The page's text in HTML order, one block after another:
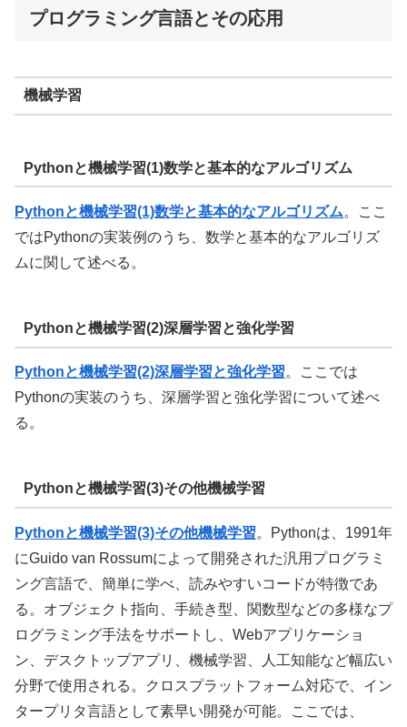
プログラミング言語とその応用
機械学習
Pythonと機械学習(1)数学と基本的なアルゴリズム
Pythonと機械学習(1)数学と基本的なアルゴリズム。ここ
ではPythonの実装例のうち、数学と基本的なアルゴリズ
ムに関して述べる。
Pythonと機械学習(2)深層学習と強化学習
Pythonと機械学習(2)深層学習と強化学習。ここでは
Pythonの実装のうち、深層学習と強化学習について述べ
る。
Pythonと機械学習(3)その他機械学習
Pythonと機械学習(3)その他機械学習。
Pythonは、1991年
にGuido van Rossumによって開発された汎用プログラミ
ング言語で、簡単に学べ、読みやすいコードが特徴であ
る。オブジェクト指向、手続き型、関数型などの多様なプ
ログラミング手法をサポートし、Webアプリケーショ
ン、デスクトップアプリ、機械学習、人工知能など幅広い
分野で使用される。クロスプラットフォーム対応で、イン
タープリタ言語として素早い開発が可能。ここでは、